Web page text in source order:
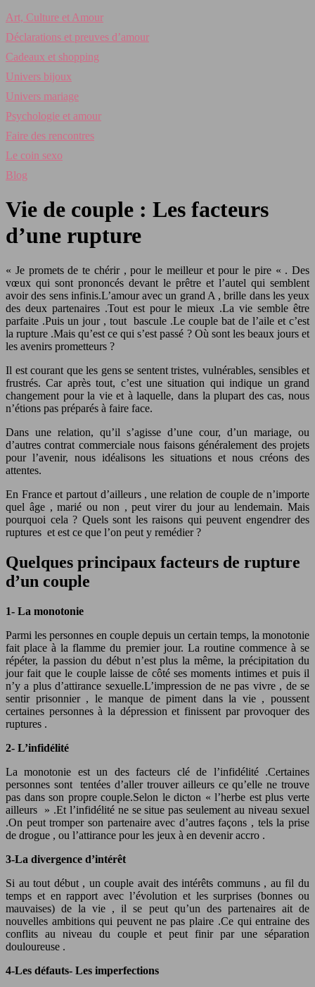
Art, Culture et Amour
Déclarations et preuves d’amour
Cadeaux et shopping
Univers bijoux
Univers mariage
Psychologie et amour
Faire des rencontres
Le coin sexo
Blog
Vie de couple : Les facteurs
d’une rupture
« Je promets de te chérir , pour le meilleur et pour le pire « . Des
vœux qui sont prononcés devant le prêtre et l’autel qui semblent
avoir des sens infinis.L’amour avec un grand A , brille dans les yeux
des deux partenaires .Tout est pour le mieux .La vie semble être
parfaite .Puis un jour , tout bascule .Le couple bat de l’aile et c’est
la rupture .Mais qu’est ce qui s’est passé ? Où sont les beaux jours et
les avenirs prometteurs ?
Il est courant que les gens se sentent tristes, vulnérables, sensibles et
frustrés. Car après tout, c’est une situation qui indique un grand
changement pour la vie et à laquelle, dans la plupart des cas, nous
n’étions pas préparés à faire face.
Dans une relation, qu’il s’agisse d’une cour, d’un mariage, ou
d’autres contrat commerciale nous faisons généralement des projets
pour l’avenir, nous idéalisons les situations et nous créons des
attentes.
En France et partout d’ailleurs , une relation de couple de n’importe
quel âge , marié ou non , peut virer du jour au lendemain. Mais
pourquoi cela ? Quels sont les raisons qui peuvent engendrer des
ruptures et est ce que l’on peut y remédier ?
Quelques principaux facteurs de rupture
d’un couple
1- La monotonie
Parmi les personnes en couple depuis un certain temps, la monotonie
fait place à la flamme du premier jour. La routine commence à se
répéter, la passion du début n’est plus la même, la précipitation du
jour fait que le couple laisse de côté ses moments intimes et puis il
n’y a plus d’attirance sexuelle.L’impression de ne pas vivre , de se
sentir prisonnier , le manque de piment dans la vie , poussent
certaines personnes à la dépression et finissent par provoquer des
ruptures .
2- L’infidélité
La monotonie est un des facteurs clé de l’infidélité .Certaines
personnes sont tentées d’aller trouver ailleurs ce qu’elle ne trouve
pas dans son propre couple.Selon le dicton « l’herbe est plus verte
ailleurs » .Et l’infidélité ne se situe pas seulement au niveau sexuel
.On peut tromper son partenaire avec d’autres façons , tels la prise
de drogue , ou l’attirance pour les jeux à en devenir accro .
3-La divergence d’intérêt
Si au tout début , un couple avait des intérêts communs , au fil du
temps et en rapport avec l’évolution et les surprises (bonnes ou
mauvaises) de la vie , il se peut qu’un des partenaires ait de
nouvelles ambitions qui peuvent ne pas plaire .Ce qui entraine des
conflits au niveau du couple et peut finir par une séparation
douloureuse .
4-Les défauts- Les imperfections